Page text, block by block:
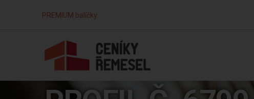
PREMIUM balíčky